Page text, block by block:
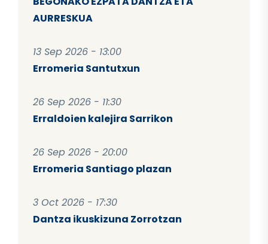
AURRESKUA
13 Sep 2026 - 13:00
Erromeria Santutxun
26 Sep 2026 - 11:30
Erraldoien kalejira Sarrikon
26 Sep 2026 - 20:00
Erromeria Santiago plazan
3 Oct 2026 - 17:30
Dantza ikuskizuna Zorrotzan